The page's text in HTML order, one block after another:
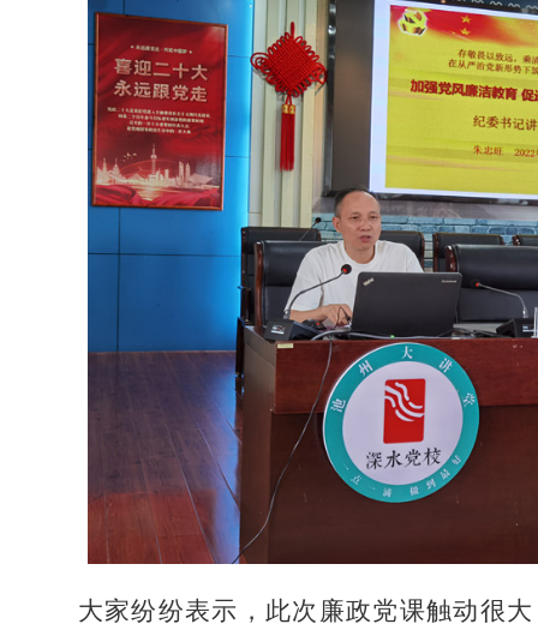
大家纷纷表示，此次廉政党课触动很